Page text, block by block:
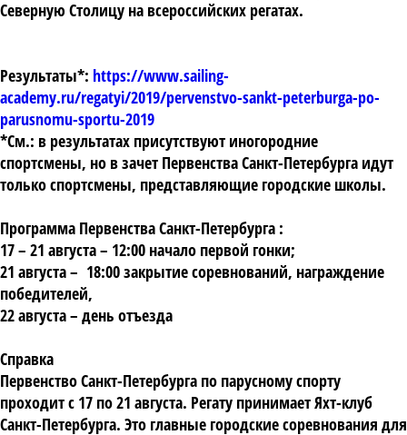
Северную Столицу на всероссийских регатах.
Результаты*: https://www.sailing-
academy.ru/regatyi/2019/pervenstvo-sankt-peterburga-po-
parusnomu-sportu-2019
*См.: в результатах присутствуют иногородние
спортсмены, но в зачет Первенства Санкт-Петербурга идут
только спортсмены, представляющие городские школы.
Программа Первенства Санкт-Петербурга :
17 – 21 августа – 12:00 начало первой гонки;
21 августа – 18:00 закрытие соревнований, награждение
победителей,
22 августа – день отъезда
Справка
Первенство Санкт-Петербурга по парусному спорту
проходит с 17 по 21 августа. Регату принимает Яхт-клуб
Санкт-Петербурга. Это главные городские соревнования для